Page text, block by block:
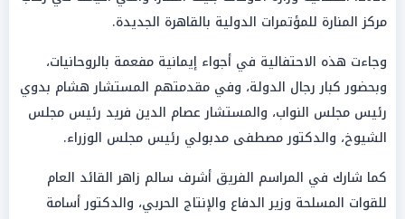
مركز المنارة للمؤتمرات الدولية بالقاهرة الجديدة.
وجاءت هذه الاحتفالية في أجواء إيمانية مفعمة بالروحانيات،
وبحضور كبار رجال الدولة، وفي مقدمتهم المستشار هشام بدوي
رئيس مجلس النواب، والمستشار عصام الدين فريد رئيس مجلس
الشيوخ، والدكتور مصطفى مدبولي رئيس مجلس الوزراء.
كما شارك في المراسم الفريق أشرف سالم زاهر القائد العام
للقوات المسلحة وزير الدفاع والإنتاج الحربي، والدكتور أسامة